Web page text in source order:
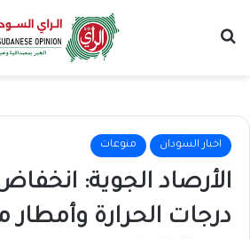
اخبار السودان منوعات
الأرصاد الجوية:
درجات الحرارة